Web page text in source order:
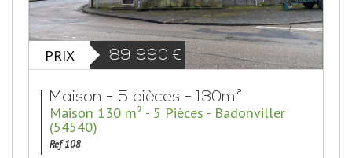
PRIX 89 990 €
Maison - 5 pièces - 130m²
Maison 130 m² - 5 Pièces - Badonviller
(54540)
Ref 108